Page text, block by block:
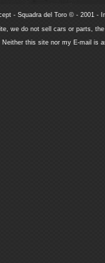
- Squadra del Toro © - 2001 -
we do not sell cars or parts,
Neither this site nor my E-mail is